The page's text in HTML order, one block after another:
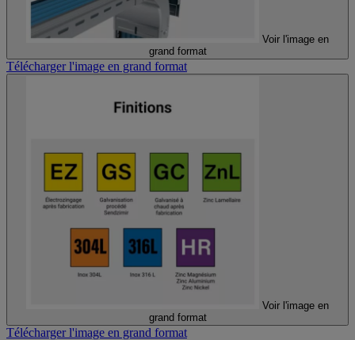
Voir l'image en
grand format
Télécharger l'image en grand format
Voir l'image en
grand format
Télécharger l'image en grand format